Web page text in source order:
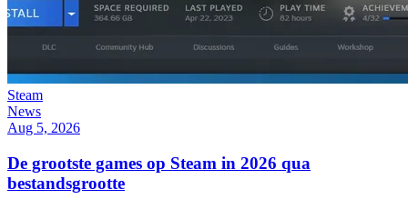
Steam
News
Aug 5, 2026
De grootste games op Steam in 2026 qua
bestandsgrootte